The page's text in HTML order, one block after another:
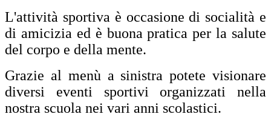
L'attività sportiva è occasione di socialità e
di amicizia ed è buona pratica per la salute
del corpo e della mente.
Grazie al menù a sinistra potete visionare
diversi eventi sportivi organizzati nella
nostra scuola nei vari anni scolastici.